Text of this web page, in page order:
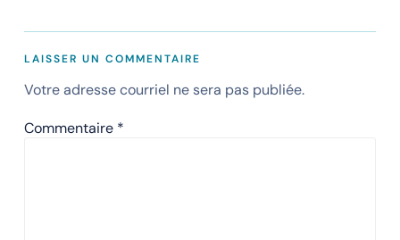
LAISSER UN COMMENTAIRE
Votre adresse courriel ne sera pas publiée.
Commentaire *